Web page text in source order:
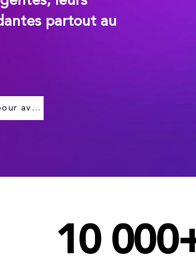
partout au
Faites un don dès aujourd’hui pour avoir un impact significatif.
10